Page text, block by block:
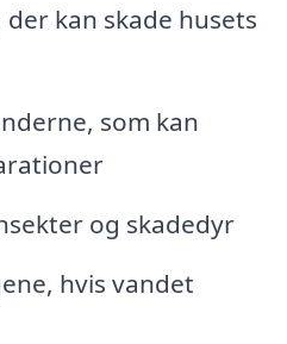
kan skade husets
som kan
og skadedyr
hvis vandet